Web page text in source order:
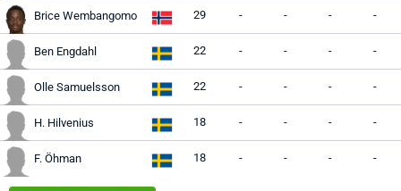
Brice Wembangomo 29 - - - -
Ben Engdahl 22 - - - -
Olle Samuelsson 22 - - - -
H. Hilvenius 18 - - - -
F. Öhman 18 - - - -